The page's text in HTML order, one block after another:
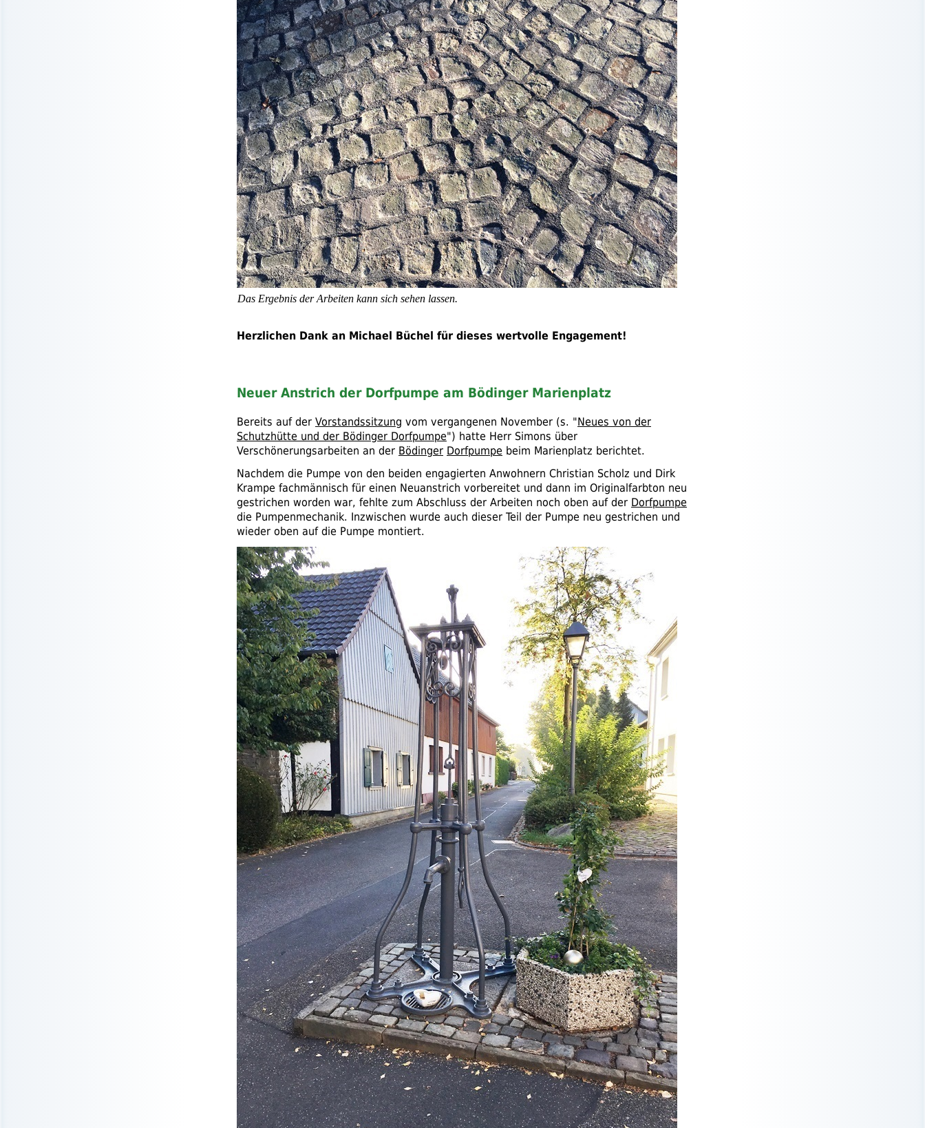
Das Ergebnis der Arbeiten kann sich sehen lassen.
Herzlichen Dank an Michael Büchel für dieses wertvolle Engagement!
Neuer Anstrich der Dorfpumpe am Bödinger Marienplatz
Bereits auf der Vorstandssitzung vom vergangenen November (s. "Neues von der
Schutzhütte und der Bödinger Dorfpumpe") hatte Herr Simons über
Verschönerungsarbeiten an der Bödinger Dorfpumpe beim Marienplatz berichtet.
Nachdem die Pumpe von den beiden engagierten Anwohnern Christian Scholz und Dirk
Krampe fachmännisch für einen Neuanstrich vorbereitet und dann im Originalfarbton neu
gestrichen worden war, fehlte zum Abschluss der Arbeiten noch oben auf der Dorfpumpe
die Pumpenmechanik. Inzwischen wurde auch dieser Teil der Pumpe neu gestrichen und
wieder oben auf die Pumpe montiert.